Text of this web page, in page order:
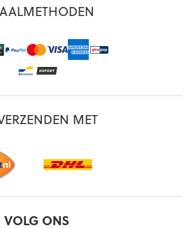
MET